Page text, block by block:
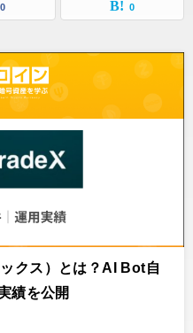
0 0
クス）とは？AI Bot自
績を公開